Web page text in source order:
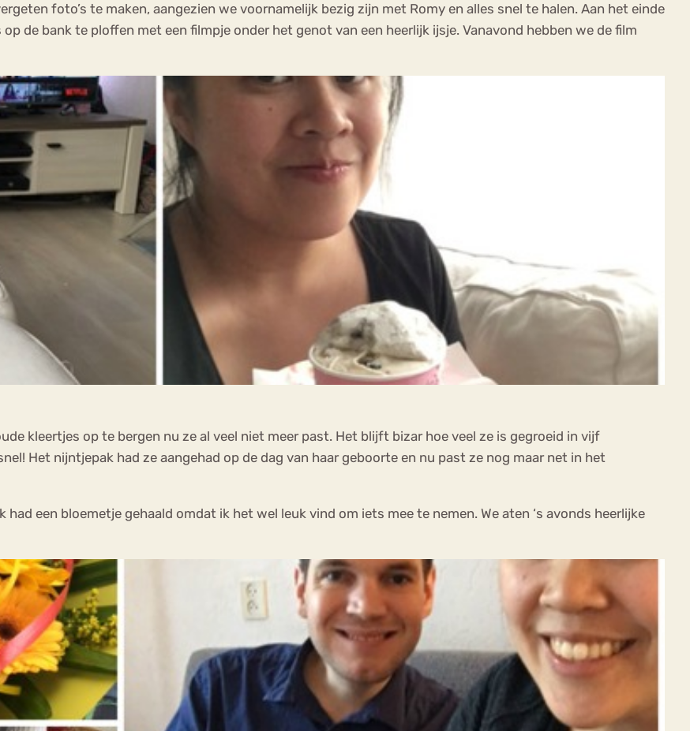
foto’s te maken, aangezien we voornamelijk bezig zijn met Romy en alles snel te halen. Aan het einde
de bank te ploffen met een filmpje onder het genot van een heerlijk ijsje. Vanavond hebben we de film
kleertjes op te bergen nu ze al veel niet meer past. Het blijft bizar hoe veel ze is gegroeid in vijf
Het nijntjepak had ze aangehad op de dag van haar geboorte en nu past ze nog maar net in het
had een bloemetje gehaald omdat ik het wel leuk vind om iets mee te nemen. We aten ‘s avonds heerlijke